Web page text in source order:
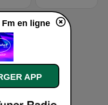
en ligne
APP